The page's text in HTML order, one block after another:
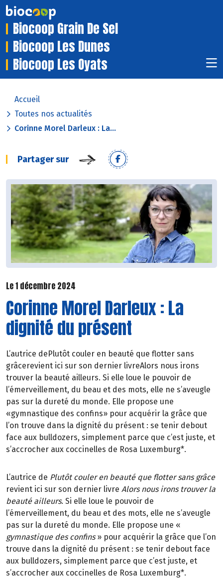
Biocoop Grain De Sel
Biocoop Les Dunes
Biocoop Les Oyats
Accueil
Toutes nos actualités
Corinne Morel Darleux : La...
Partager sur
Le 1 décembre 2024
Corinne Morel Darleux : La
dignité du présent
L’autrice dePlutôt couler en beauté que flotter sans
grâcerevient ici sur son dernier livreAlors nous irons
trouver la beauté ailleurs. Si elle loue le pouvoir de
l’émerveillement, du beau et des mots, elle ne s’aveugle
pas sur la dureté du monde. Elle propose une
«gymnastique des confins» pour acquérir la grâce que
l’on trouve dans la dignité du présent : se tenir debout
face aux bulldozers, simplement parce que c’est juste, et
s’accrocher aux coccinelles de Rosa Luxemburg*.
L’autrice de Plutôt couler en beauté que flotter sans grâce
revient ici sur son dernier livre Alors nous irons trouver la
beauté ailleurs. Si elle loue le pouvoir de
l’émerveillement, du beau et des mots, elle ne s’aveugle
pas sur la dureté du monde. Elle propose une «
gymnastique des confins» pour acquérir la grâce que l’on
trouve dans la dignité du présent : se tenir debout face
aux bulldozers, simplement parce que c’est juste, et
s’accrocher aux coccinelles de Rosa Luxemburg*.